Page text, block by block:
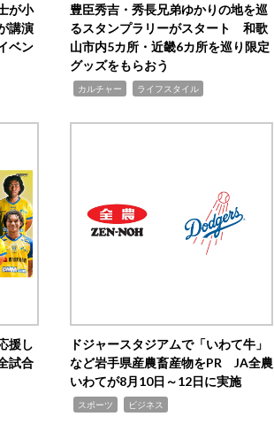
が小
講演
ベン
豊臣秀吉・秀長兄弟ゆかりの地を巡
るスタンプラリーがスタート 和歌
山市内5カ所・近畿6カ所を巡り限定
グッズをもらおう
カルチャー ライフスタイル
援し
試合
ドジャースタジアムで「いわて牛」
など岩手県産農畜産物をPR JA全農
いわてが8月10日～12日に実施
スポーツ ビジネス